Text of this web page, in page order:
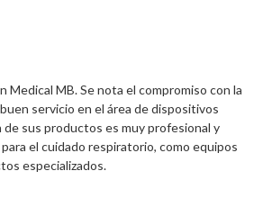
Medical MB. Se nota el compromiso con la
servicio en el área de dispositivos
de sus productos es muy profesional y
el cuidado respiratorio, como equipos
especializados.